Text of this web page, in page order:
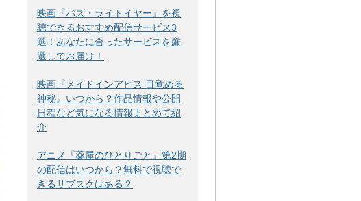
映画『バズ・ライトイヤー』を視
聴できるおすすめ配信サービス3
選！あなたに合ったサービスを厳
選してお届け！
映画『メイドインアビス 目覚める
神秘』いつから？作品情報や公開
日程など気になる情報まとめて紹
介
アニメ『薬屋のひとりごと』第2期
の配信はいつから？無料で視聴で
きるサブスクはある？